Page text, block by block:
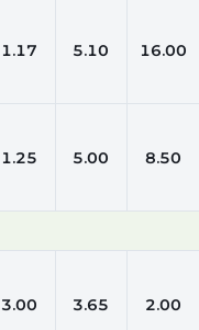
1.17 5.10 16.00
1.25 5.00 8.50
3.00 3.65 2.00